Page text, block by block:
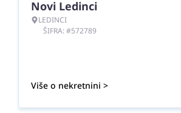
Novi Ledinci
LEDINCI
ŠIFRA: #572789
Više o nekretnini >